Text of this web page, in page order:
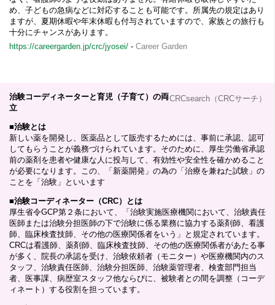
め、子どもの急病などに対応することも可能です。所属先の規定はあり
ますが、夏期休暇や年末休暇も付与されていますので、家族との旅行も
十分にチャンスがあります。
https://careergarden.jp/crc/jyosei/ - Career Garden
CRCsearch（CRCサーチ）
治験コーディネーターと育児（子育て）の両
立
■治験とは
新しい薬を開発し、医薬品として販売するためには、事前に承認、認可
してもらうことが義務づけられています。そのために、厚生労働省承認
前の薬剤を患者や健康な人に投与して、有効性や安全性を確かめること
が必要になります。この、「新薬開発」の為の「治療を兼ねた試験」の
ことを「治験」といいます
■治験コーディネーター（CRC）とは
厚生省令GCP第２条において、「治験実施医療機関において、治験責任
医師または治験分担医師の下で治験に係る業務に協力する薬剤師、看護
師、臨床検査技師、その他の医療関係者をいう」と規定されています。
CRCは看護師、薬剤師、臨床検査技師、その他の医療関係者があたる事
が多く、院長の承認を受け、治験依頼者（モニター）や医療機関内のス
タッフ、治験責任医師、治験分担医師、治験薬管理者、検査部門担当
者、医事課、病歴室スタッフ他ならびに、被験者との間を調整（コーデ
ィネート）する役割を担っています。